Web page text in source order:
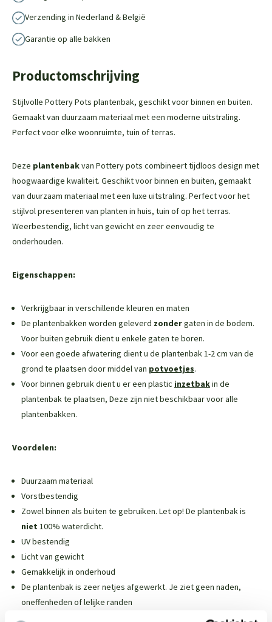
Verzending in Nederland & België
Garantie op alle bakken
Productomschrijving
Stijlvolle Pottery Pots plantenbak, geschikt voor binnen en buiten.
Gemaakt van duurzaam materiaal met een moderne uitstraling.
Perfect voor elke woonruimte, tuin of terras.
Deze plantenbakvan Pottery pots combineert tijdloos design met
hoogwaardige kwaliteit. Geschikt voor binnen en buiten, gemaakt
van duurzaam materiaal met een luxe uitstraling. Perfect voor het
stijlvol presenteren van planten in huis, tuin of op het terras.
Weerbestendig, licht van gewicht en zeer eenvoudig te
onderhouden.
Eigenschappen:
Verkrijgbaar in verschillende kleuren en maten
De plantenbakken worden geleverd zondergaten in de bodem.
Voor buiten gebruik dient u enkele gaten te boren.
Voor een goede afwatering dient u de plantenbak 1-2 cm van de
grond te plaatsen door middel van potvoetjes.
Voor binnen gebruik dient u er een plastic inzetbakin de
plantenbak te plaatsen, Deze zijn niet beschikbaar voor alle
plantenbakken.
Voordelen:
Duurzaam materiaal
Vorstbestendig
Zowel binnen als buiten te gebruiken. Let op! De plantenbak is
niet 100% waterdicht.
UV bestendig
Licht van gewicht
Gemakkelijk in onderhoud
De plantenbak is zeer netjes afgewerkt. Je ziet geen naden,
oneffenheden of lelijke randen